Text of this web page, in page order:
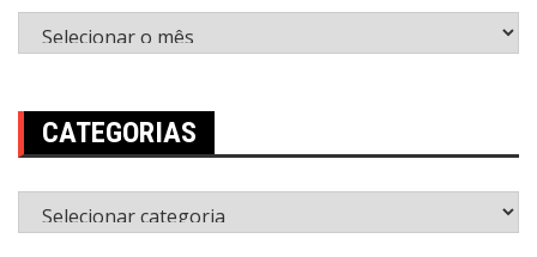
Arquivos
CATEGORIAS
Categorias